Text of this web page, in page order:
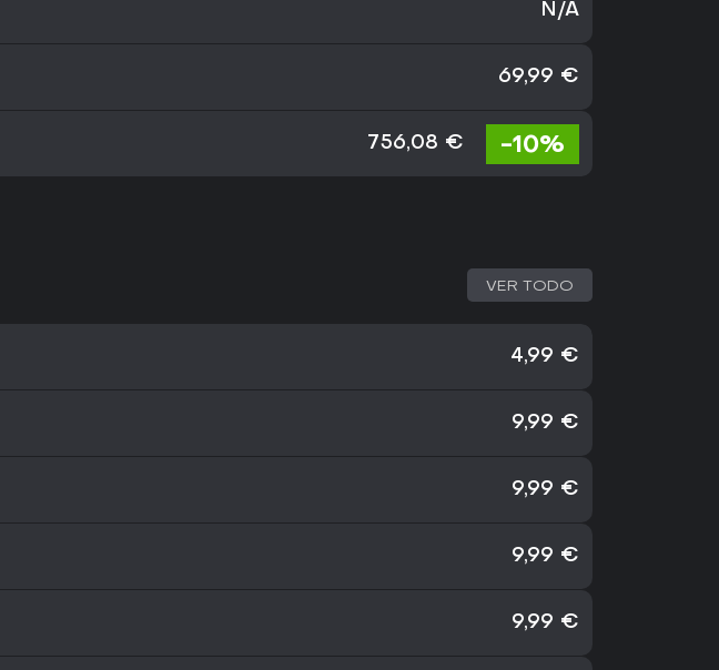
N/A
69,99 €
756,08 € -10%
VER TODO
4,99 €
9,99 €
9,99 €
9,99 €
9,99 €